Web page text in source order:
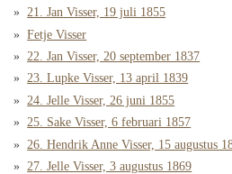
21. Jan Visser, 19 juli 1855
Fetje Visser
22. Jan Visser, 20 september 1837
23. Lupke Visser, 13 april 1839
24. Jelle Visser, 26 juni 1855
25. Sake Visser, 6 februari 1857
26. Hendrik Anne Visser, 15 augustus
27. Jelle Visser, 3 augustus 1869